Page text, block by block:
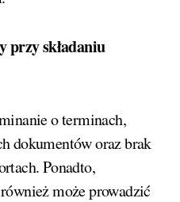
przy składaniu
o terminach,
dokumentów oraz brak
Ponadto,
może prowadzić